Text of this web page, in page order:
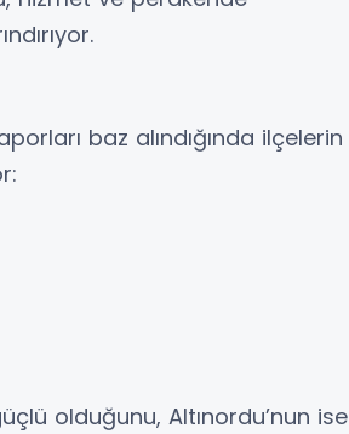
baz alındığında ilçelerin
olduğunu, Altınordu’nun ise